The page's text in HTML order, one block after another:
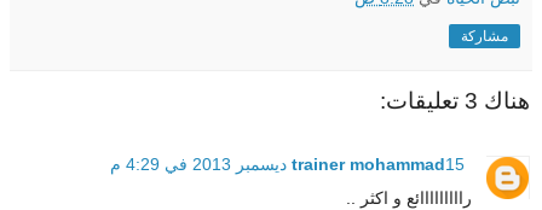
مشاركة
هناك 3 تعليقات:
trainer mohammad15 ديسمبر 2013 في 4:29 م
رااااااااائع و اكثر ..